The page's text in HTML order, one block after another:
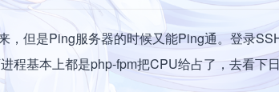
，但是Ping服务器的时候又能Ping通。登录
基本上都是php-fpm把CPU给占了，去看下日